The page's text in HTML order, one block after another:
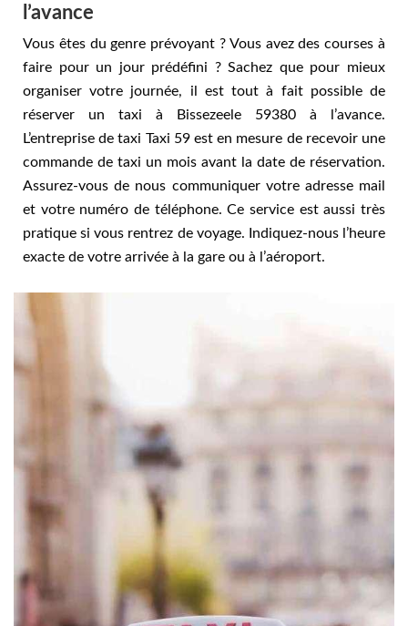
l’avance
Vous êtes du genre prévoyant ? Vous avez des courses à
faire pour un jour prédéfini ? Sachez que pour mieux
organiser votre journée, il est tout à fait possible de
réserver un taxi à Bissezeele 59380 à l’avance.
L’entreprise de taxi Taxi 59 est en mesure de recevoir une
commande de taxi un mois avant la date de réservation.
Assurez-vous de nous communiquer votre adresse mail
et votre numéro de téléphone. Ce service est aussi très
pratique si vous rentrez de voyage. Indiquez-nous l’heure
exacte de votre arrivée à la gare ou à l’aéroport.